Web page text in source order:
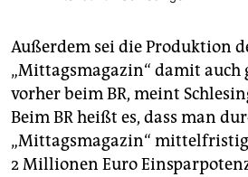
Außerdem sei die Produktion
„Mittagsmagazin“ damit auch
vorher beim BR, meint
Beim BR heißt es, dass man
„Mittagsmagazin“
2 Millionen Euro